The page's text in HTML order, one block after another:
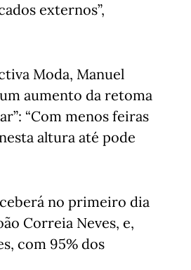
externos”,
Moda, Manuel
aumento da retoma
“Com menos feiras
altura até pode
no primeiro dia
Correia Neves, e,
com 95% dos